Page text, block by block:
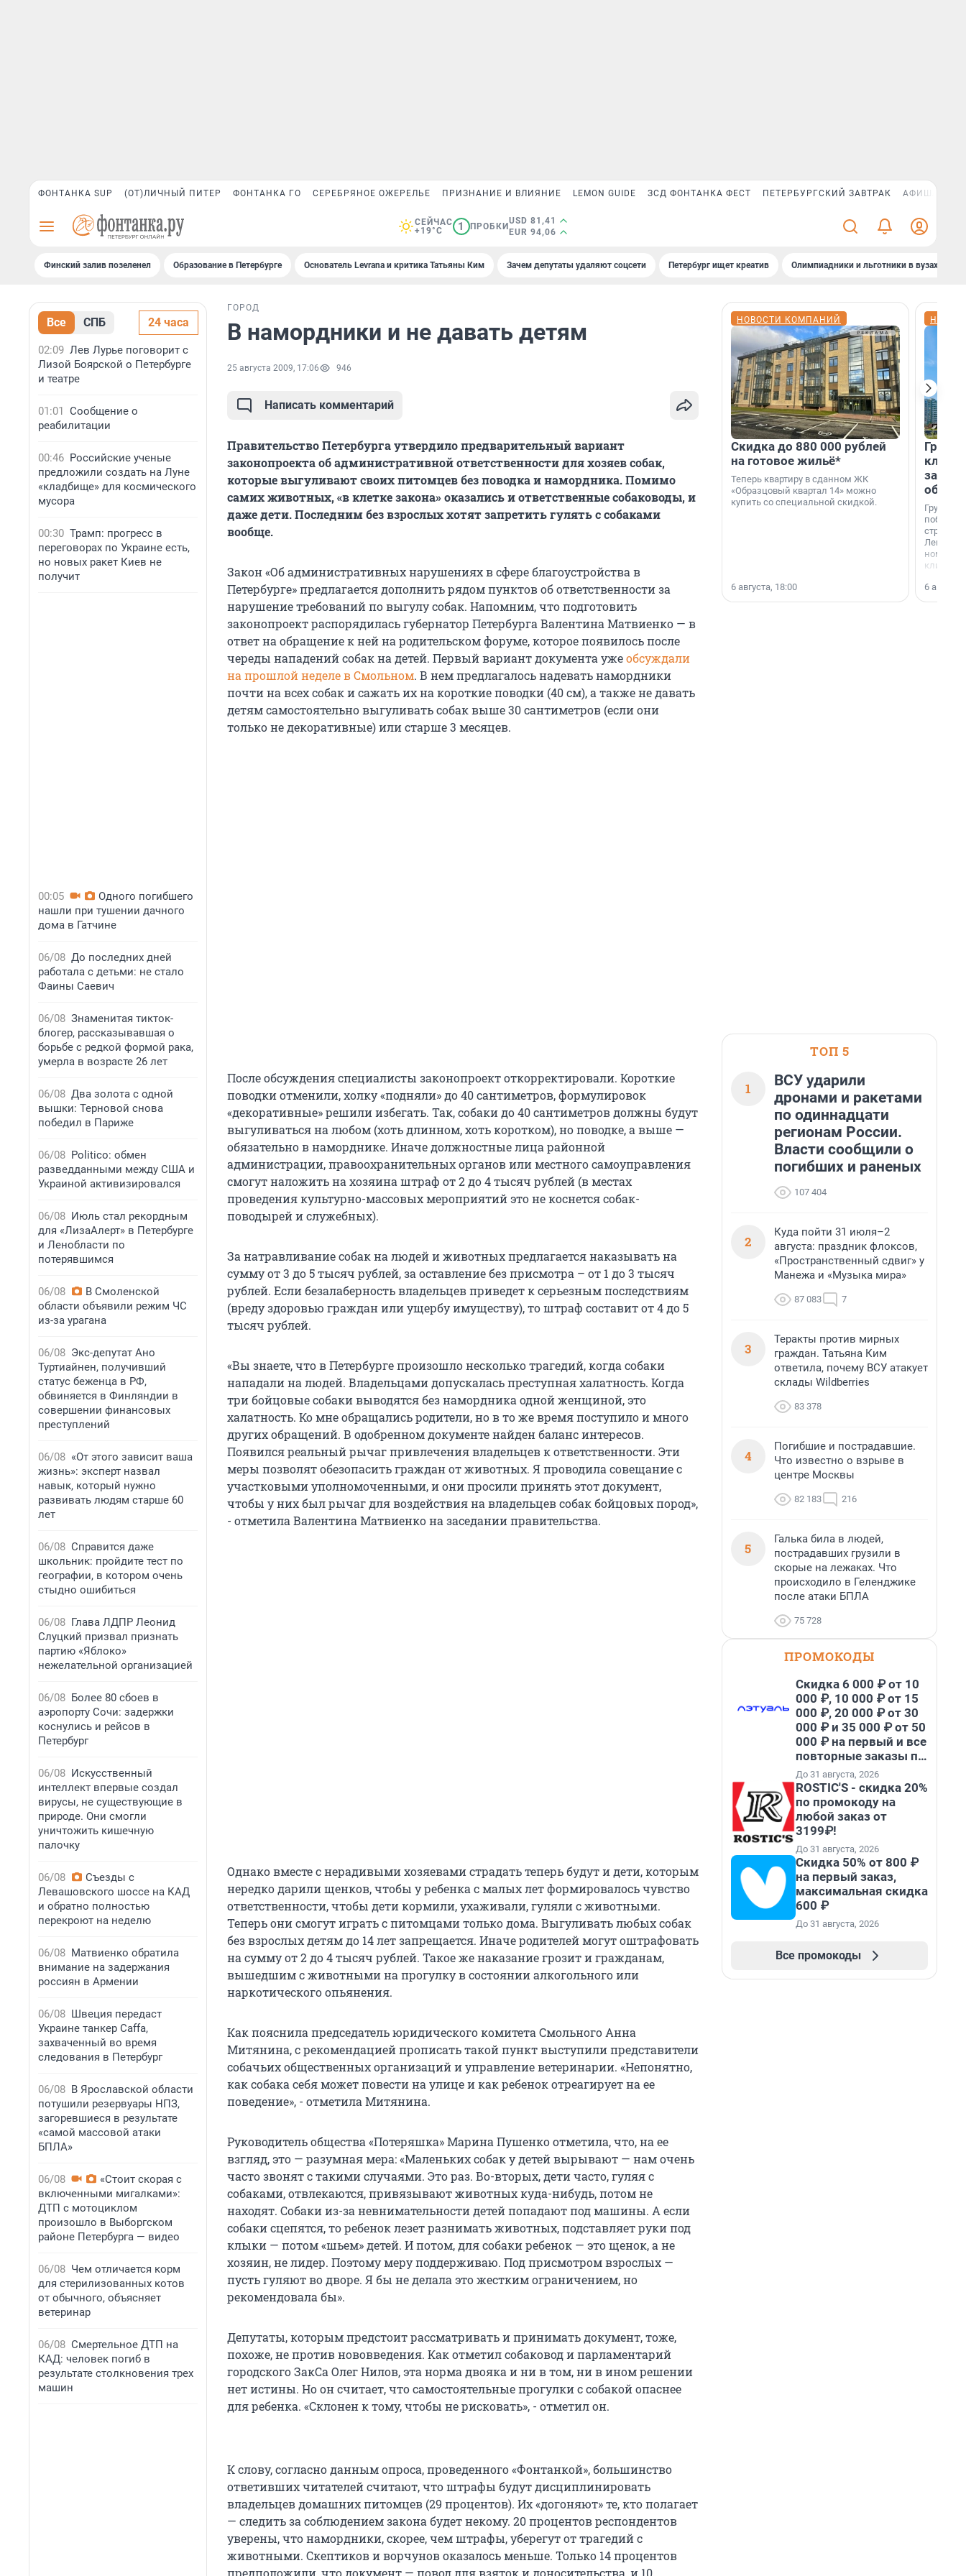
ФОНТАНКА SUP (ОТ)ЛИЧНЫЙ ПИТЕР ФОНТАНКА ГО СЕРЕБРЯНОЕ ОЖЕРЕЛЬЕ ПРИЗНАНИЕ И ВЛИЯНИЕ LEMON GUIDE ЗСД ФОНТАНКА ФЕСТ ПЕТЕРБУРГСКИЙ ЗАВТРАК АФИША PLUS
СЕЙЧАС
+19°C
1 ПРОБКИ
USD 81,41
EUR 94,06
Финский залив позеленел Образование в Петербурге Основатель Levrana и критика Татьяны Ким Зачем депутаты удаляют соцсети Петербург ищет креатив Олимпиадники и льготники в вузах СПб
Все СПБ 24 часа
02:09 Лев Лурье поговорит с
Лизой Боярской о Петербурге
и театре
01:01 Сообщение о
реабилитации
00:46 Российские ученые
предложили создать на Луне
«кладбище» для космического
мусора
00:30 Трамп: прогресс в
переговорах по Украине есть,
но новых ракет Киев не
получит
00:05
Одного погибшего
нашли при тушении дачного
дома в Гатчине
06/08 До последних дней
работала с детьми: не стало
Фаины Саевич
06/08 Знаменитая тикток-
блогер, рассказывавшая о
борьбе с редкой формой рака,
умерла в возрасте 26 лет
06/08 Два золота с одной
вышки: Терновой снова
победил в Париже
06/08 Politico: обмен
разведданными между США и
Украиной активизировался
06/08 Июль стал рекордным
для «ЛизаАлерт» в Петербурге
и Ленобласти по
потерявшимся
06/08
В Смоленской
области объявили режим ЧС
из-за урагана
06/08 Экс-депутат Ано
Туртиайнен, получивший
статус беженца в РФ,
обвиняется в Финляндии в
совершении финансовых
преступлений
06/08 «От этого зависит ваша
жизнь»: эксперт назвал
навык, который нужно
развивать людям старше 60
лет
06/08 Справится даже
школьник: пройдите тест по
географии, в котором очень
стыдно ошибиться
06/08 Глава ЛДПР Леонид
Слуцкий призвал признать
партию «Яблоко»
нежелательной организацией
06/08 Более 80 сбоев в
аэропорту Сочи: задержки
коснулись и рейсов в
Петербург
06/08 Искусственный
интеллект впервые создал
вирусы, не существующие в
природе. Они смогли
уничтожить кишечную
палочку
06/08
Съезды с
Левашовского шоссе на КАД
и обратно полностью
перекроют на неделю
06/08 Матвиенко обратила
внимание на задержания
россиян в Армении
06/08 Швеция передаст
Украине танкер Caffa,
захваченный во время
следования в Петербург
06/08 В Ярославской области
потушили резервуары НПЗ,
загоревшиеся в результате
«самой массовой атаки
БПЛА»
06/08
«Стоит скорая с
включенными мигалками»:
ДТП с мотоциклом
произошло в Выборгском
районе Петербурга — видео
06/08 Чем отличается корм
для стерилизованных котов
от обычного, объясняет
ветеринар
06/08 Смертельное ДТП на
КАД: человек погиб в
результате столкновения трех
машин
ГОРОД
В намордники и не давать детям
25 августа 2009, 17:06 946
Написать комментарий
Правительство Петербурга утвердило предварительный вариант
законопроекта об административной ответственности для хозяев собак,
которые выгуливают своих питомцев без поводка и намордника. Помимо
самих животных, «в клетке закона» оказались и ответственные собаководы, и
даже дети. Последним без взрослых хотят запретить гулять с собаками
вообще.
Закон «Об административных нарушениях в сфере благоустройства в
Петербурге» предлагается дополнить рядом пунктов об ответственности за
нарушение требований по выгулу собак. Напомним, что подготовить
законопроект распорядилась губернатор Петербурга Валентина Матвиенко — в
ответ на обращение к ней на родительском форуме, которое появилось после
череды нападений собак на детей. Первый вариант документа ужеобсуждали
на прошлой неделе в Смольном. В нем предлагалось надевать намордники
почти на всех собак и сажать их на короткие поводки (40 см), а также не давать
детям самостоятельно выгуливать собак выше 30 сантиметров (если они
только не декоративные) или старше 3 месяцев.
После обсуждения специалисты законопроект откорректировали. Короткие
поводки отменили, холку «подняли» до 40 сантиметров, формулировок
«декоративные» решили избегать. Так, собаки до 40 сантиметров должны будут
выгуливаться на любом (хоть длинном, хоть коротком), но поводке, а выше —
обязательно в наморднике. Иначе должностные лица районной
администрации, правоохранительных органов или местного самоуправления
смогут наложить на хозяина штраф от 2 до 4 тысяч рублей (в местах
проведения культурно-массовых мероприятий это не коснется собак-
поводырей и служебных).
За натравливание собак на людей и животных предлагается наказывать на
сумму от 3 до 5 тысяч рублей, за оставление без присмотра – от 1 до 3 тысяч
рублей. Если безалаберность владельцев приведет к серьезным последствиям
(вреду здоровью граждан или ущербу имуществу), то штраф составит от 4 до 5
тысяч рублей.
«Вы знаете, что в Петербурге произошло несколько трагедий, когда собаки
нападали на людей. Владельцами допускалась преступная халатность. Когда
три бойцовые собаки выводятся без намордника одной женщиной, это
халатность. Ко мне обращались родители, но в то же время поступило и много
других обращений. В одобренном документе найден баланс интересов.
Появился реальный рычаг привлечения владельцев к ответственности. Эти
меры позволят обезопасить граждан от животных. Я проводила совещание с
участковыми уполномоченными, и они просили принять этот документ,
чтобы у них был рычаг для воздействия на владельцев собак бойцовых пород»,
- отметила Валентина Матвиенко на заседании правительства.
Однако вместе с нерадивыми хозяевами страдать теперь будут и дети, которым
нередко дарили щенков, чтобы у ребенка с малых лет формировалось чувство
ответственности, чтобы дети кормили, ухаживали, гуляли с животными.
Теперь они смогут играть с питомцами только дома. Выгуливать любых собак
без взрослых детям до 14 лет запрещается. Иначе родителей могут оштрафовать
на сумму от 2 до 4 тысяч рублей. Такое же наказание грозит и гражданам,
вышедшим с животными на прогулку в состоянии алкогольного или
наркотического опьянения.
Как пояснила председатель юридического комитета Смольного Анна
Митянина, с рекомендацией прописать такой пункт выступили представители
собачьих общественных организаций и управление ветеринарии. «Непонятно,
как собака себя может повести на улице и как ребенок отреагирует на ее
поведение», - отметила Митянина.
Руководитель общества «Потеряшка» Марина Пушенко отметила, что, на ее
взгляд, это — разумная мера: «Маленьких собак у детей вырывают — нам очень
часто звонят с такими случаями. Это раз. Во-вторых, дети часто, гуляя с
собаками, отвлекаются, привязывают животных куда-нибудь, потом не
находят. Собаки из-за невнимательности детей попадают под машины. А если
собаки сцепятся, то ребенок лезет разнимать животных, подставляет руки под
клыки — потом «шьем» детей. И потом, для собаки ребенок — это щенок, а не
хозяин, не лидер. Поэтому меру поддерживаю. Под присмотром взрослых —
пусть гуляют во дворе. Я бы не делала это жестким ограничением, но
рекомендовала бы».
Депутаты, которым предстоит рассматривать и принимать документ, тоже,
похоже, не против нововведения. Как отметил собаковод и парламентарий
городского ЗакСа Олег Нилов, эта норма двояка и ни в том, ни в ином решении
нет истины. Но он считает, что самостоятельные прогулки с собакой опаснее
для ребенка. «Склонен к тому, чтобы не рисковать», - отметил он.
К слову, согласно данным опроса, проведенного «Фонтанкой», большинство
ответивших читателей считают, что штрафы будут дисциплинировать
владельцев домашних питомцев (29 процентов). Их «догоняют» те, кто полагает
— следить за соблюдением закона будет некому. 20 процентов респондентов
уверены, что намордники, скорее, чем штрафы, уберегут от трагедий с
животными. Скептиков и ворчунов оказалось меньше. Только 14 процентов
предположили, что документ — повод для взяток и доносительства, и 10
НОВОСТИ КОМПАНИЙ
Скидка до 880 000 рублей
на готовое жильё*
Теперь квартиру в сданном ЖК
«Образцовый квартал 14» можно
купить со специальной скидкой.
6 августа, 18:00
Группа
области».
6
ТОП 5
1
ВСУ ударили
дронами и ракетами
по одиннадцати
регионам России.
Власти сообщили о
погибших и раненых
107 404
2
Куда пойти 31 июля–2
августа: праздник флоксов,
«Пространственный сдвиг» у
Манежа и «Музыка мира»
87 083 7
3
Теракты против мирных
граждан. Татьяна Ким
ответила, почему ВСУ атакует
склады Wildberries
83 378
4
Погибшие и пострадавшие.
Что известно о взрыве в
центре Москвы
82 183 216
5
Галька била в людей,
пострадавших грузили в
скорые на лежаках. Что
происходило в Геленджике
после атаки БПЛА
75 728
ПРОМОКОДЫ
Скидка 6 000 ₽ от 10
000 ₽, 10 000 ₽ от 15
000 ₽, 20 000 ₽ от 30
000 ₽ и 35 000 ₽ от 50
000 ₽ на первый и все
повторные заказы по
промокоду НАБЕРИ
До 31 августа, 2026
ROSTIC'S - скидка 20%
по промокоду на
любой заказ от
3199₽!
До 31 августа, 2026
Скидка 50% от 800 ₽
на первый заказ,
максимальная скидка
600 ₽
До 31 августа, 2026
Все промокоды